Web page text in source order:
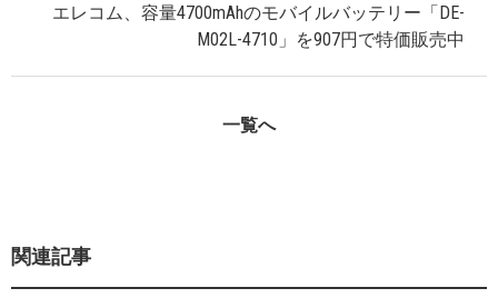
エレコム、容量4700mAhのモバイルバッテリー「DE-
M02L-4710」を907円で特価販売中
一覧へ
関連記事